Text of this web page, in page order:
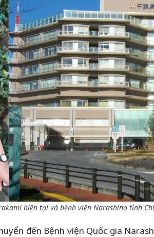
hiện tại và bệnh viện Narashino tỉnh
đến Bệnh viện Quốc gia